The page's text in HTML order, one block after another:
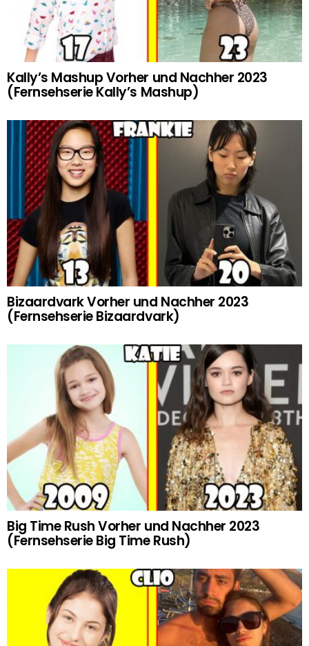
Kally’s Mashup Vorher und Nachher 2023
(Fernsehserie Kally’s Mashup)
Bizaardvark Vorher und Nachher 2023
(Fernsehserie Bizaardvark)
Big Time Rush Vorher und Nachher 2023
(Fernsehserie Big Time Rush)